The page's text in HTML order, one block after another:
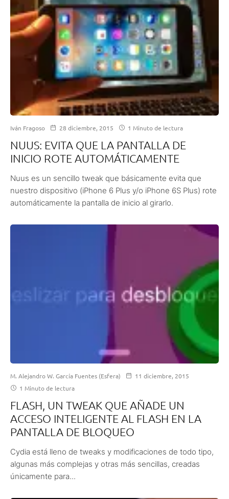
Iván Fragoso 28 diciembre, 2015 1 Minuto de lectura
NUUS: EVITA QUE LA PANTALLA DE
INICIO ROTE AUTOMÁTICAMENTE
Nuus es un sencillo tweak que básicamente evita que
nuestro dispositivo (iPhone 6 Plus y/o iPhone 6S Plus) rote
automáticamente la pantalla de inicio al girarlo.
M. Alejandro W. García Fuentes (Esfera)
11 diciembre, 2015
1 Minuto de lectura
FLASH, UN TWEAK QUE AÑADE UN
ACCESO INTELIGENTE AL FLASH EN LA
PANTALLA DE BLOQUEO
Cydia está lleno de tweaks y modificaciones de todo tipo,
algunas más complejas y otras más sencillas, creadas
únicamente para...